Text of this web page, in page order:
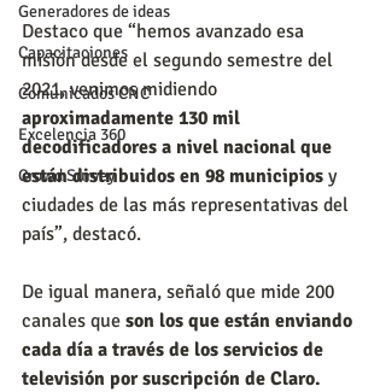
Generadores de ideas
Capacitaciones
Comunicados CNC
Excelencia 360
Crowd Survey
Destaco que “hemos avanzado esa
misión desde el segundo semestre del
2021, venimos midiendo
aproximadamente 130 mil
decodificadores a nivel nacional que
están distribuidos en 98 municipios y
ciudades de las más representativas del
país”, destacó.
De igual manera, señaló que mide 200
canales que son los que están enviando
cada día a través de los servicios de
televisión por suscripción de Claro.